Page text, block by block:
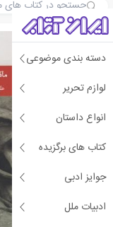
دسته بندی موضوعی
لوازم تحریر
انواع داستان
کتاب های برگزیده
جوایز ادبی
ادبیات ملل